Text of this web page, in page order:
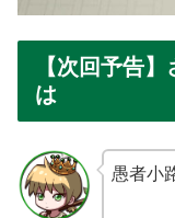
【次回予告
は
愚者小